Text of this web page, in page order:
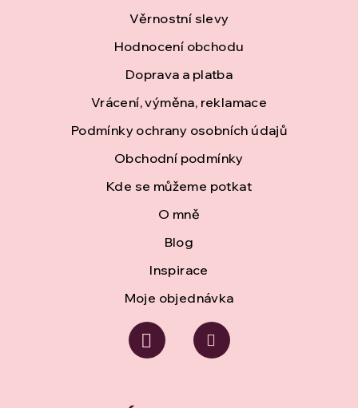
Věrnostní slevy
Hodnocení obchodu
Doprava a platba
Vrácení, výměna, reklamace
Podmínky ochrany osobních údajů
Obchodní podmínky
Kde se můžeme potkat
O mně
Blog
Inspirace
Moje objednávka